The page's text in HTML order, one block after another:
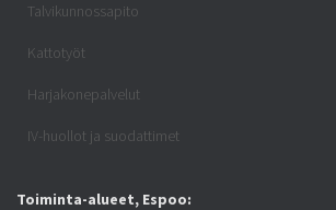
Talvikunnossapito
Kattotyöt
Harjakonepalvelut
IV-huollot ja suodattimet
Toiminta-alueet, Espoo: